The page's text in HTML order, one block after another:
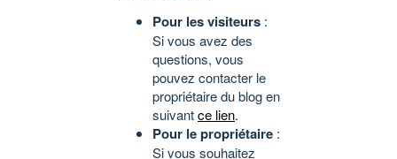
Pour les visiteurs :
Si vous avez des
questions, vous
pouvez contacter le
propriétaire du blog en
suivantce lien.
Pour le propriétaire :
Si vous souhaitez